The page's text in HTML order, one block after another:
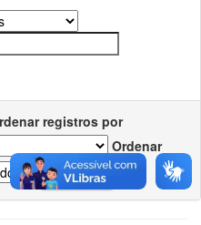
registros por
Ordenar